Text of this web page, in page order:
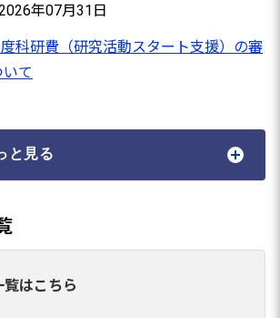
年07月31日
科研費（研究活動スタート支援）の審
て
と見る
はこちら